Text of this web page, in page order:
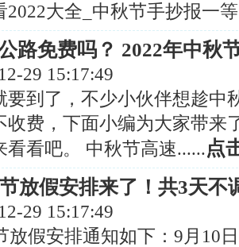
2022大全_中秋节手抄报一
路免费吗？ 2022年中秋
29 15:17:49
要到了，不少小伙伴想趁中
收费，下面小编为大家带来
看看吧。 中秋节高速......点
放假安排来了！共3天不
29 15:17:49
放假安排通知如下：9月10